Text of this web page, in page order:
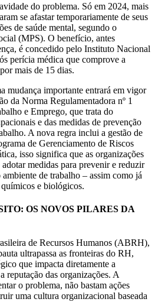
do problema. Só em 2024, mais
se afastar temporariamente de seus
de saúde mental, segundo o
(MPS). O benefício, antes
é concedido pelo Instituto Nacional
perícia médica que comprove a
mais de 15 dias.
mudança importante entrará em vigor
da Norma Regulamentadora nº 1
e Emprego, que trata do
e das medidas de prevenção
A nova regra inclui a gestão de
de Gerenciamento de Riscos
isso significa que as organizações
medidas para prevenir e reduzir
de trabalho – assim como já
e biológicos.
OS NOVOS PILARES DA
de Recursos Humanos (ABRH),
ultrapassa as fronteiras do RH,
que impacta diretamente a
reputação das organizações. A
o problema, não bastam ações
uma cultura organizacional baseada